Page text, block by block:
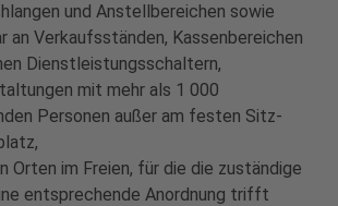
und Anstellbereichen sowie
an Verkaufsständen, Kassenbereichen
Dienstleistungsschaltern,
mit mehr als 1 000
Personen außer am festen Sitz-
Orten im Freien, für die die zuständige
entsprechende Anordnung trifft